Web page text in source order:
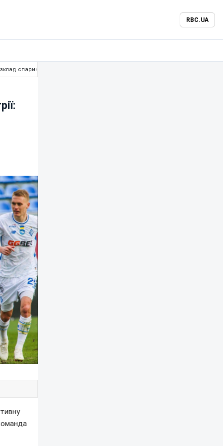
RBC.UA
спарингів